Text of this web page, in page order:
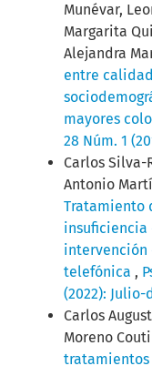
Munévar,
Margarita
Alejandra
entre
mayores
28 Núm. 1
Carlos Silva-
Antonio
Tratamiento
insuficiencia
intervención
telefónica ,
(2022):
Carlos
Moreno
tratamientos